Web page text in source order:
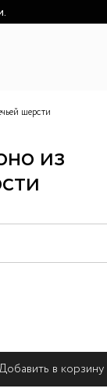
шерсти
из
в корзину